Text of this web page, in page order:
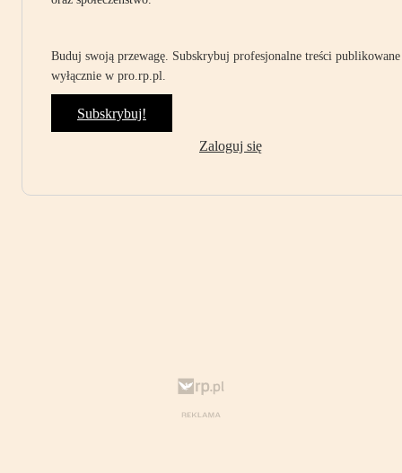
Buduj swoją przewagę. Subskrybuj profesjonalne treści publikowane
wyłącznie w pro.rp.pl.
Subskrybuj!
Zaloguj się